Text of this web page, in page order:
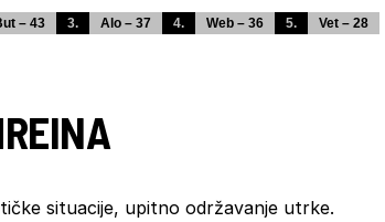
– 43 3. Alo – 37 4. Web – 36 5. Vet – 28
situacije, upitno održavanje utrke.